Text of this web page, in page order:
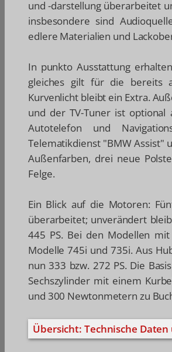
und -darstellung überarbeitet
insbesondere sind
edlere Materialien und
In punkto Ausstattung
gleiches gilt für die bereits
Kurvenlicht bleibt ein Extra.
und der TV-Tuner ist optional
Autotelefon und
Telematikdienst "BMW Assist"
Außenfarben, drei neue
Felge.
Ein Blick auf die Motoren:
überarbeitet; unverändert
445 PS. Bei den Modellen
Modelle 745i und 735i. Aus
nun 333 bzw. 272 PS. Die
Sechszylinder mit einem
und 300 Newtonmetern zu
Übersicht: Technische